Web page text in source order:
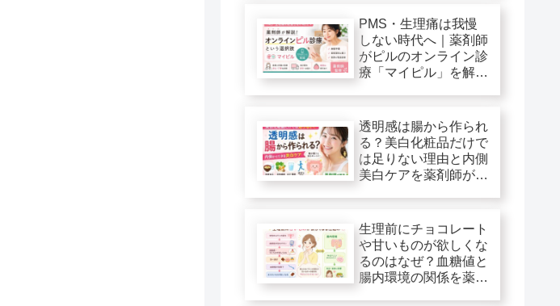
PMS・生理痛は我慢
しない時代へ｜薬剤師
がピルのオンライン診
療「マイピル」を解
透明感は腸から作られ
る？美白化粧品だけで
は足りない理由と内側
美白ケアを薬剤師が解
生理前にチョコレート
や甘いものが欲しくな
るのはなぜ？血糖値と
腸内環境の関係を薬剤